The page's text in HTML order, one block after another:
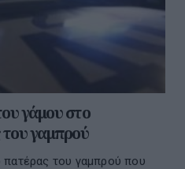
γάμου στο
του γαμπρού
πατέρας του γαμπρού που